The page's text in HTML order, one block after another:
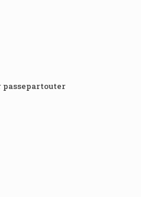
passepartouter